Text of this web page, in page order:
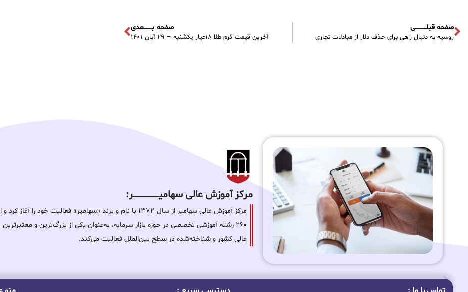
صفحه قبلـــــــــــی
روسیه به دنبال راهی برای حذف دلار از مبادلات تجاری
صفحه بــــــــعدی
آخرین قیمت گرم طلا ۱۸عیار یکشنبه – ۲۹ آبان ۱۴۰۱
مرکز آموزش عالی سهامیـــــــــــــــــــــــــر:
مرکز آموزش عالی سهامیر از سال ۱۳۷۲ با نام و برند «سهامیر» فعالیت خود را
۲۶۰ رشته آموزشی تخصصی در حوزه بازار سرمایه، به‌عنوان یکی از بزرگ‌ترین و
عالی کشور و شناخته‌شده در سطح بین‌الملل فعالیت می‌کند.